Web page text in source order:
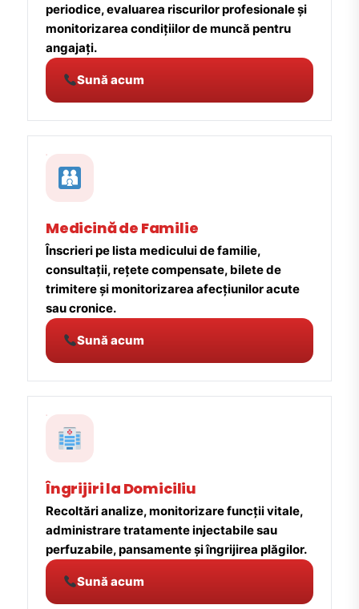
periodice, evaluarea riscurilor profesionale și
monitorizarea condițiilor de muncă pentru
angajați.
Sună acum
Medicină de Familie
Înscrieri pe lista medicului de familie,
consultații, rețete compensate, bilete de
trimitere și monitorizarea afecțiunilor acute
sau cronice.
Sună acum
Îngrijiri la Domiciliu
Recoltări analize, monitorizare funcții vitale,
administrare tratamente injectabile sau
perfuzabile, pansamente și îngrijirea plăgilor.
Sună acum